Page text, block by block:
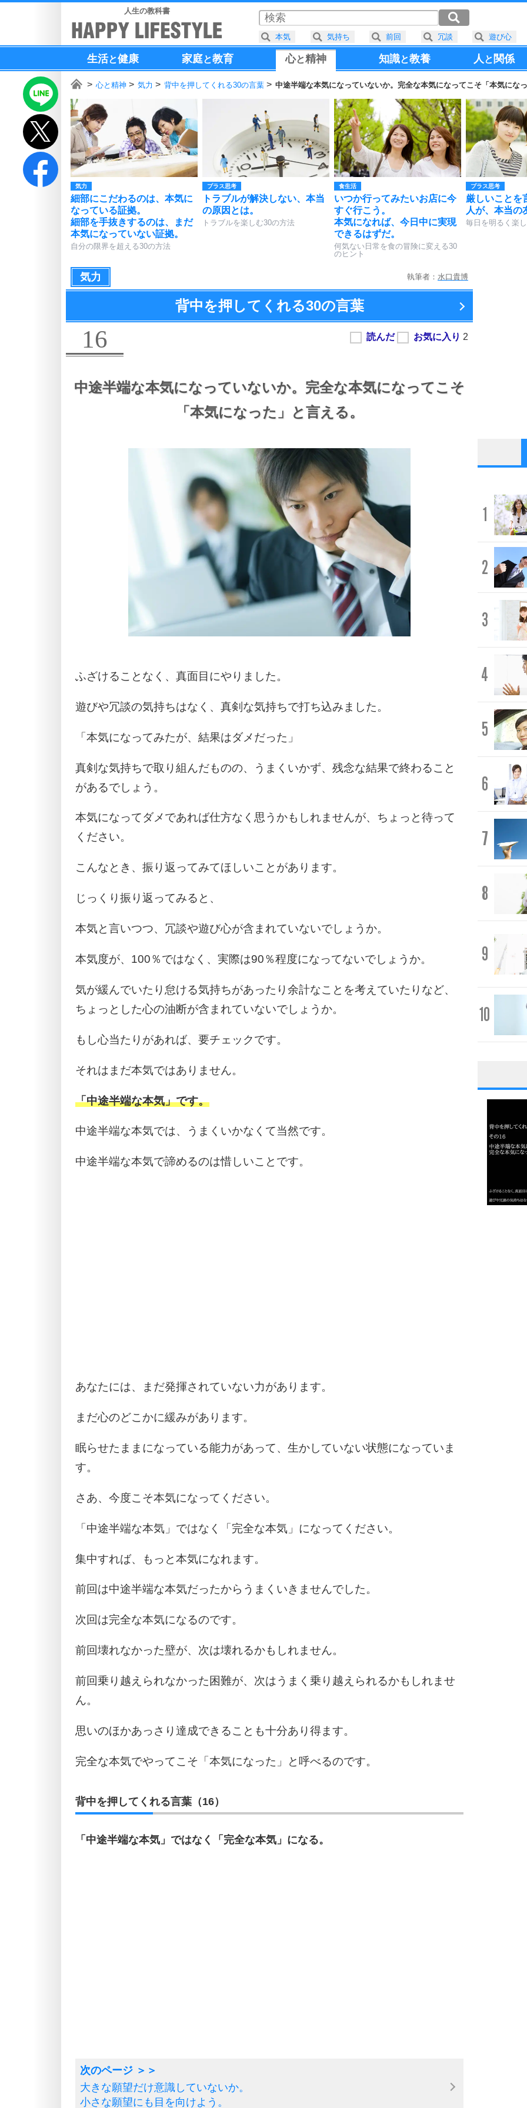
人生の教科書
生活と健康 家庭と教育 心と精神 知識と教養 人と 関係
心と精神 気力 背中を押してくれる30の言葉 中途半端な本気になっていないか。完全な本気になってこそ「本気になっ
気力
細部にこだわるのは、本気に
なっている証拠。
細部を手抜きするのは、まだ
本気になっていない証拠。
自分の限界を超える30の方法
プラス思考
トラブルが解決しない、本当
の原因とは。
トラブルを楽しむ30の方法
食生活
いつか行ってみたいお店に今
すぐ行こう。
本気になれば、今日中に実現
できるはずだ。
何気ない日常を食の冒険に変える30
のヒント
プラス思考
厳しいことを
人が、本当の
毎日を明るく楽
気力 執筆者： 水口貴博
背中を押してくれる30の言葉
16
中途半端な本気になっていないか。 完全な本気になってこそ
「本気になった」と言える。
ふざけることなく、真面目にやりました。
遊びや冗談の気持ちはなく、真剣な気持ちで打ち込みました。
「本気になってみたが、結果はダメだった」
真剣な気持ちで取り組んだものの、うまくいかず、残念な結果で終わること
があるでしょう。
本気になってダメであれば仕方なく思うかもしれませんが、ちょっと待って
ください。
こんなとき、振り返ってみてほしいことがあります。
じっくり振り返ってみると、
本気と言いつつ、冗談や遊び心が含まれていないでしょうか。
本気度が、100％ではなく、実際は90％程度になってないでしょうか。
気が緩んでいたり怠ける気持ちがあったり余計なことを考えていたりなど、
ちょっとした心の油断が含まれていないでしょうか。
もし心当たりがあれば、要チェックです。
それはまだ本気ではありません。
「中途半端な本気」です。
中途半端な本気では、うまくいかなくて当然です。
中途半端な本気で諦めるのは惜しいことです。
あなたには、まだ発揮されていない力があります。
まだ心のどこかに緩みがあります。
眠らせたままになっている能力があって、生かしていない状態になっていま
す。
さあ、今度こそ本気になってください。
「中途半端な本気」ではなく「完全な本気」になってください。
集中すれば、もっと本気になれます。
前回は中途半端な本気だったからうまくいきませんでした。
次回は完全な本気になるのです。
前回壊れなかった壁が、次は壊れるかもしれません。
前回乗り越えられなかった困難が、次はうまく乗り越えられるかもしれませ
ん。
思いのほかあっさり達成できることも十分あり得ます。
完全な本気でやってこそ「本気になった」と呼べるのです。
背中を押してくれる言葉（16）
「中途半端な本気」ではなく「完全な本気」になる。
大きな願望だけ意識していないか。
小さな願望にも目を向けよう。
1
2
3
4
5
6
7
8
9
10
1
3
本気 気持ち 前回 冗談 遊び心